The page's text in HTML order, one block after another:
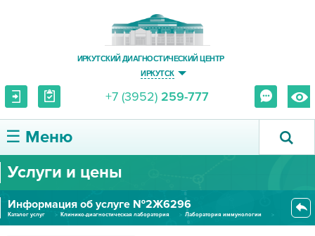
ИРКУТСКИЙ ДИАГНОСТИЧЕСКИЙ ЦЕНТР
ИРКУТСК
+7 (3952) 259-777
☰ Меню
О ЦЕНТРЕ
УСЛУГИ И ЦЕНЫ
Услуги и цены
Информация об услуге №2Ж6296
Каталог услуг Клинико-диагностическая лаборатория
Лаборатория иммунологии